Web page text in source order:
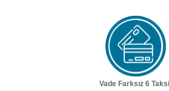
Vade Farksız 6